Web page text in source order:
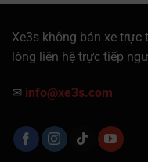
Xe3s không bán xe trực
lòng liên hệ trực tiếp
✉ info@xe3s.com